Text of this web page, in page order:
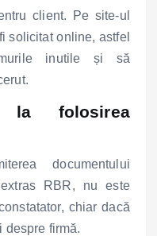
client. Pe site-ul
solicitat online, astfel
inutile și să
la folosirea
documentului
RBR, nu este
chiar dacă
despre firmă.